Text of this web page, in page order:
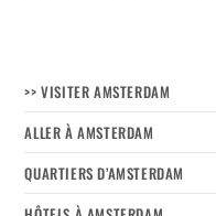
>> VISITER AMSTERDAM
ALLER À AMSTERDAM
QUARTIERS D’AMSTERDAM